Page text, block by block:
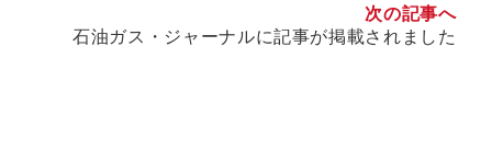
次の記事へ
石油ガス・ジャーナルに記事が掲載されました